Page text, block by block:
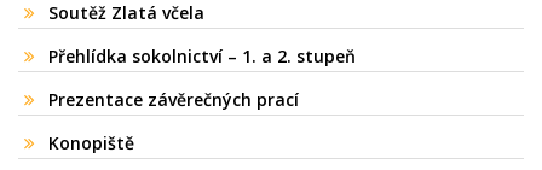
Soutěž Zlatá včela
Přehlídka sokolnictví – 1. a 2. stupeň
Prezentace závěrečných prací
Konopiště